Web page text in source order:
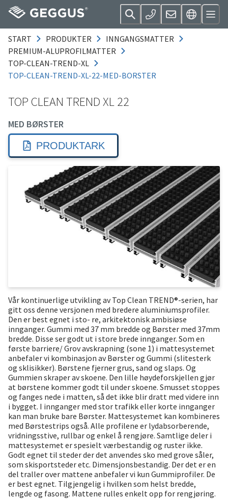
START PRODUKTER
INNGANGSMATTER
PREMIUM-ALUPROFILMATTER
TOP-CLEAN-TREND-XL
TOP-CLEAN-TREND-XL-22-MED-BORSTER
TOP CLEAN TREND XL 22
MED BØRSTER
PRODUKTARK
Vår kontinuerlige utvikling av Top Clean TREND®-serien, har
gitt oss denne versjonen med bredere aluminiumsprofiler.
Den er best egnet i sto- re, arkitektonisk ambisiøse
innganger. Gummi med 37 mm bredde og Børster med 37mm
bredde. Disse ser godt ut i store brede innganger. Som en
første barriere/ Grov avskrapning (sone 1) i mattesystemet
anbefaler vi kombinasjon av Børster og Gummi (slitesterk
og sklisikker). Børstene fjerner grus, sand og slaps. Og
Gummien skraper av skoene. Den lille høydeforskjellen gjør
at børstene kommer godt til under skoene. Smusset stoppes
og fanges nede i matten, så det ikke blir dratt med videre inn
i bygget. I innganger med stor trafikk eller korte innganger
kan man bruke bare Børster. Mattesystemet kan kombineres
med Børstestrips også. Alle profilene er lydabsorberende,
vridningsstive, rullbar og enkel å rengjøre. Samtlige deler i
mattesystemet er spesielt værbestandig og ruster ikke.
Godt egnet til steder der det anvendes sko med grove såler,
som skisportsteder etc. Dimensjonsbestandig. Der det er en
del traller over mattene anbefaler vi kun Gummiprofiler. De
er best egnet. Tilgjengelig i hvilken som helst bredde,
lengde og fasong. Mattene rulles enkelt opp for rengjøring.